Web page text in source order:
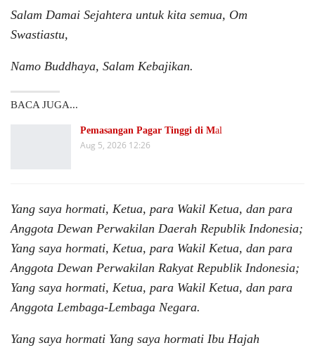
Salam Damai Sejahtera untuk kita semua, Om
Swastiastu,
Namo Buddhaya, Salam Kebajikan.
BACA JUGA...
Pemasangan Pagar Tinggi di Mal
Aug 5, 2026 12:26
Yang saya hormati, Ketua, para Wakil Ketua, dan para
Anggota Dewan Perwakilan Daerah Republik Indonesia;
Yang saya hormati, Ketua, para Wakil Ketua, dan para
Anggota Dewan Perwakilan Rakyat Republik Indonesia;
Yang saya hormati, Ketua, para Wakil Ketua, dan para
Anggota Lembaga-Lembaga Negara.
Yang saya hormati Yang saya hormati Ibu Hajah